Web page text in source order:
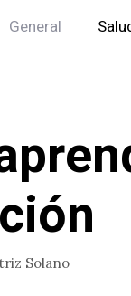
General
Solano